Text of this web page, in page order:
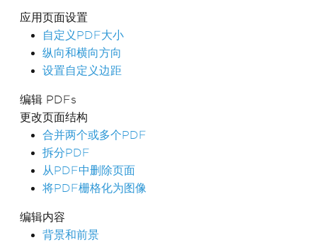
应用页面设置
自定义PDF大小
纵向和横向方向
设置自定义边距
编辑 PDFs
更改页面结构
合并两个或多个PDF
拆分PDF
从PDF中删除页面
将PDF栅格化为图像
编辑内容
背景和前景